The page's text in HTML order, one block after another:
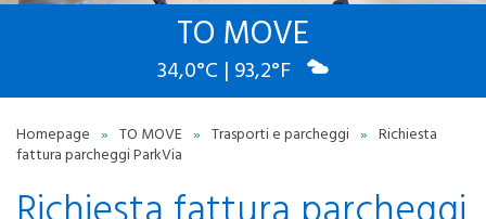
TO MOVE
34,0°C | 93,2°F
Homepage » TO MOVE » Trasporti e parcheggi » Richiesta
fattura parcheggi ParkVia